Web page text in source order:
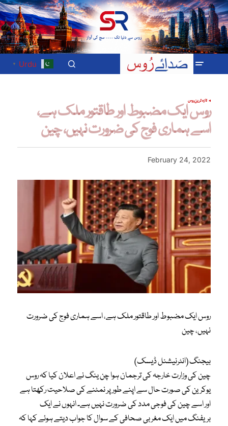
Urdu
▼
تازہ ترینروس
روس ایک مضبوط اور طاقتور ملک ہے،
اسے ہماری فوج کی ضرورت نہیں، چین
February 24, 2022
روس ایک مضبوط اور طاقتور ملک ہے، اسے ہماری فوج کی ضرورت
نہیں، چین
بیجنگ (انٹرنیشنل ڈیسک)
چین کی وزارت خارجہ کی ترجمان ہوا چن ینگ نے اعلان کیا کہ روس
یوکرین کی صورت حال سے اپنے طور پر نمٹنے کی صلاحیت رکھتا ہے
اور اسے چین کی فوجی مدد کی ضرورت نہیں ہے۔ انہوں نے ایک
بریفنگ میں ایک مغربی صحافی کے سوال کا جواب دیتے ہوئے کہا کہ